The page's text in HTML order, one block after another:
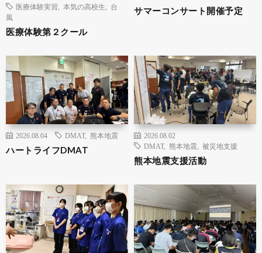
医療体験実習
本気の高校生
台
風
医療体験第２クール
サマーコンサート開催予定
2026.08.04 DMAT, 熊本地震
ハートライフDMAT
2026.08.02
DMAT, 熊本地震 被災地支援
熊本地震支援活動